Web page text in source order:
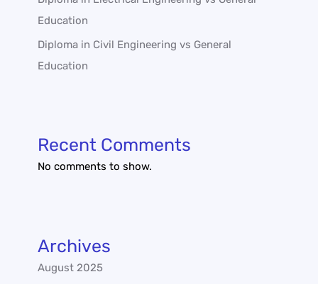
Education
Diploma in Civil Engineering vs General
Education
Recent Comments
No comments to show.
Archives
August 2025